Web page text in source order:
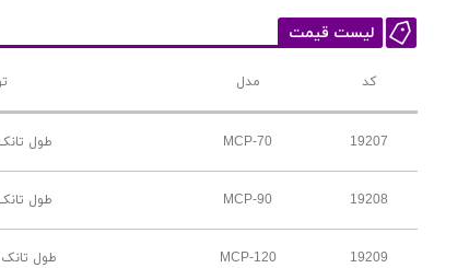
لیست قیمت
کد مدل
19207
MCP-70 طول تانک تا 80
19208
MCP-90 طول تانک تا 90
19209
MCP-120 طول تانک تا 120